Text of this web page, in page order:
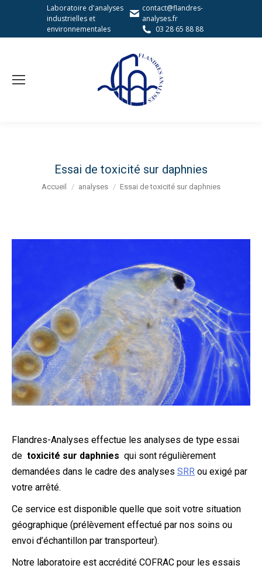
Laboratoire d'analyses
industrielles et
environnementales
contact@flandres-
analyses.fr
03 28 65 88 88
Essai de toxicité sur daphnies
Vous êtes ici :
Accueil analyses Essai de toxicité sur daphnies
Flandres-Analyses effectue les analyses de type essai
de toxicité sur daphnies qui sont régulièrement
demandées dans le cadre des analyses SRR ou exigé par
votre arrêté.
Ce service est disponible quelle que soit votre situation
géographique (prélèvement effectué par nos soins ou
envoi d’échantillon par transporteur).
Notre laboratoire est accrédité COFRAC pour les essais